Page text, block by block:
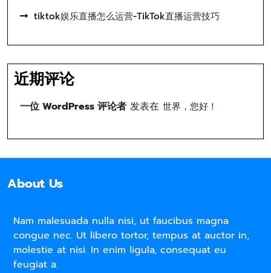
tiktok娱乐直播怎么运营-TikTok直播运营技巧
近期评论
一位 WordPress 评论者 发表在 世界，您好！
About Us
Nam malesuada nulla nisi, ut faucibus magna
congue nec. Ut libero tortor, tempus at auctor in,
molestie at nisi. In enim ligula, consequat eu
feugiat a.